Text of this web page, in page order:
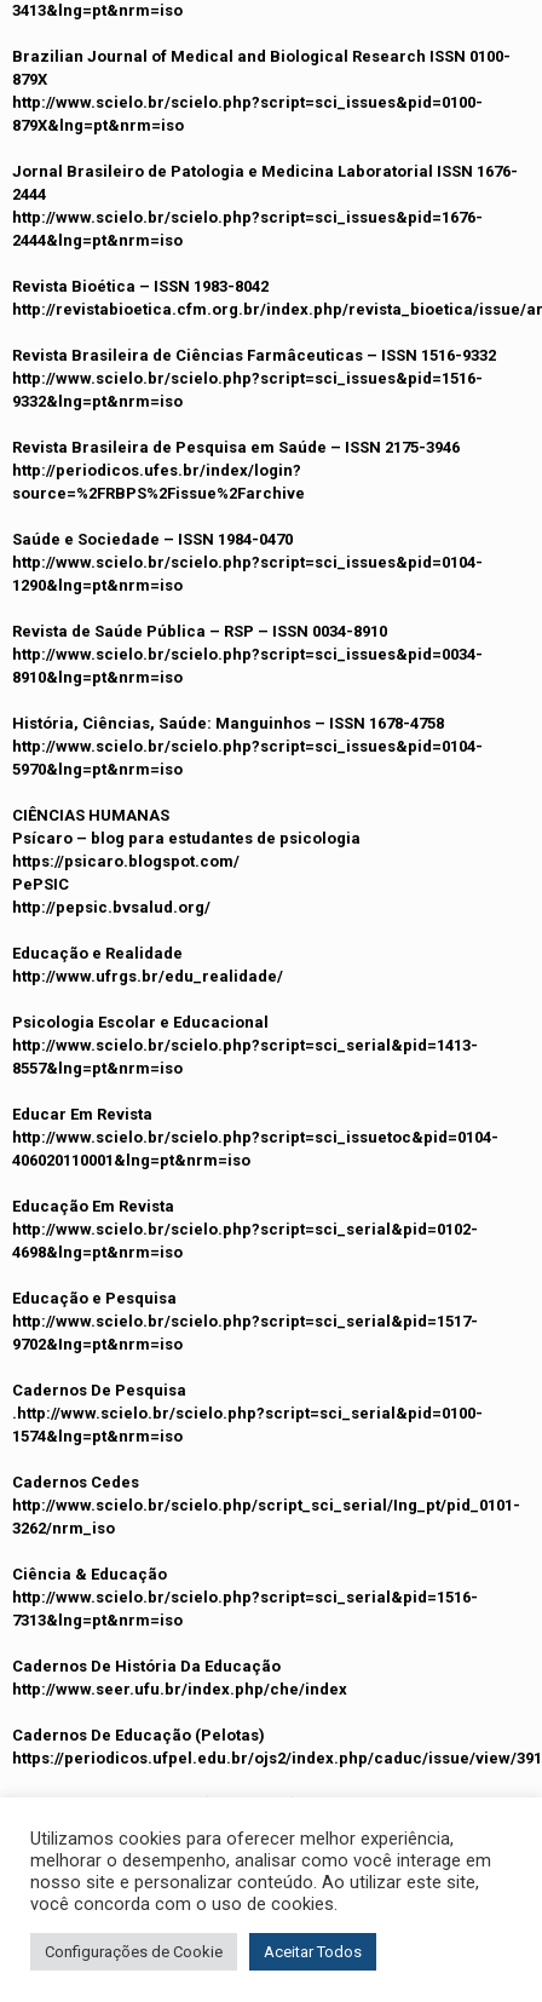
3413&lng=pt&nrm=iso
Brazilian Journal of Medical and Biological Research ISSN 0100-
879X
http://www.scielo.br/scielo.php?script=sci_issues&pid=0100-
879X&lng=pt&nrm=iso
Jornal Brasileiro de Patologia e Medicina Laboratorial ISSN 1676-
2444
http://www.scielo.br/scielo.php?script=sci_issues&pid=1676-
2444&lng=pt&nrm=iso
Revista Bioética – ISSN 1983-8042
http://revistabioetica.cfm.org.br/index.php/revista_bioetica/issue/
Revista Brasileira de Ciências Farmâceuticas – ISSN 1516-9332
http://www.scielo.br/scielo.php?script=sci_issues&pid=1516-
9332&lng=pt&nrm=iso
Revista Brasileira de Pesquisa em Saúde – ISSN 2175-3946
http://periodicos.ufes.br/index/login?
source=%2FRBPS%2Fissue%2Farchive
Saúde e Sociedade – ISSN 1984-0470
http://www.scielo.br/scielo.php?script=sci_issues&pid=0104-
1290&lng=pt&nrm=iso
Revista de Saúde Pública – RSP – ISSN 0034-8910
http://www.scielo.br/scielo.php?script=sci_issues&pid=0034-
8910&lng=pt&nrm=iso
História, Ciências, Saúde: Manguinhos – ISSN 1678-4758
http://www.scielo.br/scielo.php?script=sci_issues&pid=0104-
5970&lng=pt&nrm=iso
CIÊNCIAS HUMANAS
Psícaro – blog para estudantes de psicologia
https://psicaro.blogspot.com/
PePSIC
http://pepsic.bvsalud.org/
Educação e Realidade
http://www.ufrgs.br/edu_realidade/
Psicologia Escolar e Educacional
http://www.scielo.br/scielo.php?script=sci_serial&pid=1413-
8557&lng=pt&nrm=iso
Educar Em Revista
http://www.scielo.br/scielo.php?script=sci_issuetoc&pid=0104-
406020110001&lng=pt&nrm=iso
Educação Em Revista
http://www.scielo.br/scielo.php?script=sci_serial&pid=0102-
4698&lng=pt&nrm=iso
Educação e Pesquisa
http://www.scielo.br/scielo.php?script=sci_serial&pid=1517-
9702&Ing=pt&nrm=iso
Cadernos De Pesquisa
.http://www.scielo.br/scielo.php?script=sci_serial&pid=0100-
1574&lng=pt&nrm=iso
Cadernos Cedes
http://www.scielo.br/scielo.php/script_sci_serial/Ing_pt/pid_0101-
3262/nrm_iso
Ciência & Educação
http://www.scielo.br/scielo.php?script=sci_serial&pid=1516-
7313&lng=pt&nrm=iso
Cadernos De História Da Educação
http://www.seer.ufu.br/index.php/che/index
Cadernos De Educação (Pelotas)
https://periodicos.ufpel.edu.br/ojs2/index.php/caduc/issue/view/391
http://www.cadernosdapedagogia.ufscar.br/index.php/cp/index
Cadernos Da Fucamp
http://www.fucamp.edu.br/editora/index.php/cadernos/index
Caderno Pedagógico
http://www.univates.br/revistas/i
Utilizamos cookies para oferecer melhor experiência,
melhorar o desempenho, analisar como você interage em
nosso site e personalizar conteúdo. Ao utilizar este site,
você concorda com o uso de cookies.
Configurações de Cookie Aceitar Todos